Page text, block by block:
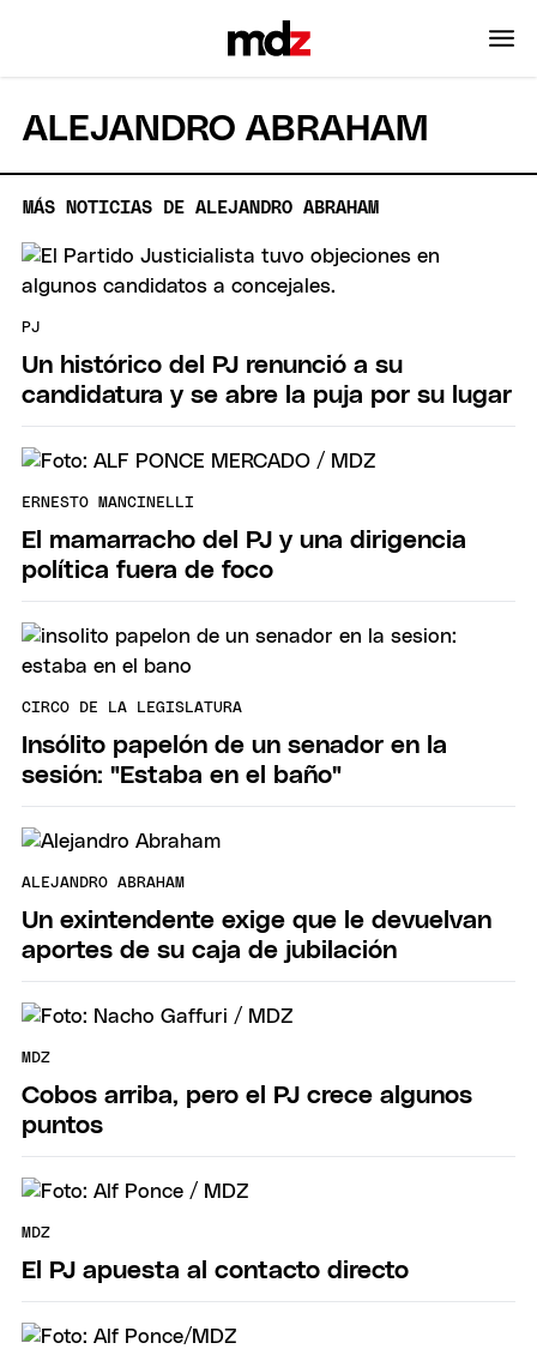
ALEJANDRO ABRAHAM
MÁS NOTICIAS DE ALEJANDRO ABRAHAM
PJ
Un histórico del PJ renunció a su
candidatura y se abre la puja por su lugar
ERNESTO MANCINELLI
El mamarracho del PJ y una dirigencia
política fuera de foco
CIRCO DE LA LEGISLATURA
Insólito papelón de un senador en la
sesión: "Estaba en el baño"
ALEJANDRO ABRAHAM
Un exintendente exige que le devuelvan
aportes de su caja de jubilación
MDZ
Cobos arriba, pero el PJ crece algunos
puntos
MDZ
El PJ apuesta al contacto directo